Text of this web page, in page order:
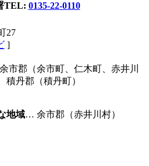
TEL: 0135-22-0110
27
]
市郡（余市町、仁木町、赤井川
積丹郡（積丹町）
地域… 余市郡（赤井川村）